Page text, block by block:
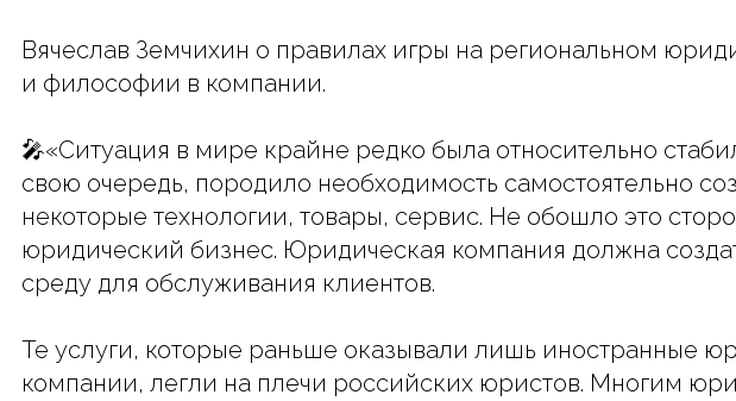
Вячеслав Земчихин о правилах игры на региональном
и философии в компании.
🎤«Ситуация в мире крайне редко была относительно
свою очередь, породило необходимость самостоятельно
некоторые технологии, товары, сервис. Не обошло это
юридический бизнес. Юридическая компания должна
среду для обслуживания клиентов.
Те услуги, которые раньше оказывали лишь иностранные
компании, легли на плечи российских юристов. Многим